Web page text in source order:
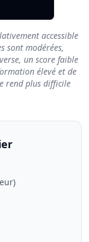
accessible
sont modérées,
un score faible
élevé et de
rend plus difficile